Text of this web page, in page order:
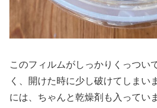
このフィルムがしっかりくっつい
く、開けた時に少し破けてしまい
には、ちゃんと乾燥剤も入ってい